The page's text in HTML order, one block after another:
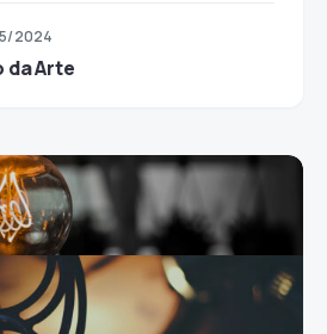
2024
Arte